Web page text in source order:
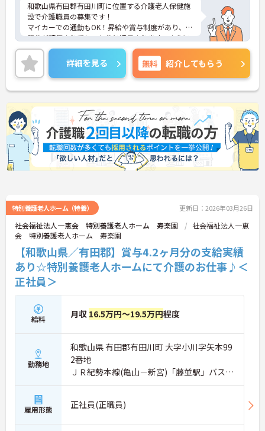
和歌山県有田郡有田川町に位置する介護老人保健施
設で介護職員の募集です！
マイカーでの通勤もOK！昇給や賞与制度があり、頑
張りが評価されてしっかりと還元されます。さらに
各種手当もあるのは嬉しいポイントです◎フォロー
体制もあり、経験に関わらず安心してスタートでき
ます。
こちらの求人にご興味がございましたら面接のポイ
ントもお伝えしますので是非ご応募お待ちしており
ます。
詳細を見る 無料 紹介してもらう
特別養護老人ホーム（特養） 更新日：2026年03月26日
社会福祉法人一恵会 特別養護老人ホーム 寿楽園
社会福祉法人一恵
会 特別養護老人ホーム 寿楽園
【和歌山県／有田郡】賞与4.2ヶ月分の支給実績
あり☆特別養護老人ホームにて介護のお仕事♪＜
正社員＞
給料 月収 16.5万円～19.5万円程度
勤務地
和歌山県 有田郡有田川町 大字小川字矢本99
2番地
ＪＲ紀勢本線(亀山－新宮)「藤並駅」バス・
車17分
雇用形態 正社員(正職員)